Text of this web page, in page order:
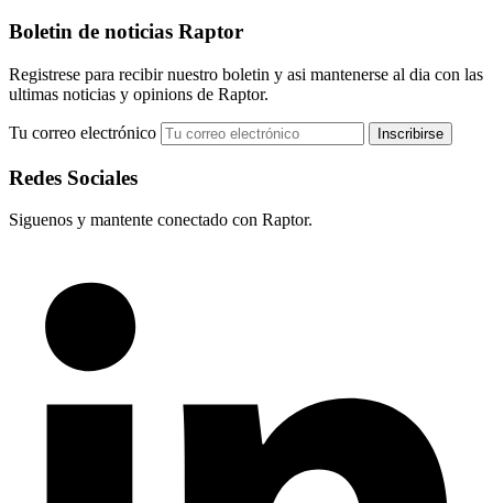
Boletin de noticias Raptor
Registrese para recibir nuestro boletin y asi mantenerse al dia con las
ultimas noticias y opinions de Raptor.
Tu correo electrónico
Redes Sociales
Siguenos y mantente conectado con Raptor.